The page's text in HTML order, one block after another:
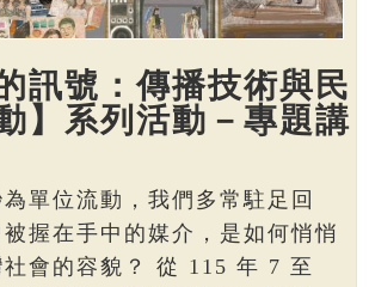
訊號：傳播技術與民
】系列活動－專題講
單位流動，我們多常駐足回
握在手中的媒介，是如何悄悄
會的容貌？ 從 115 年 7 至